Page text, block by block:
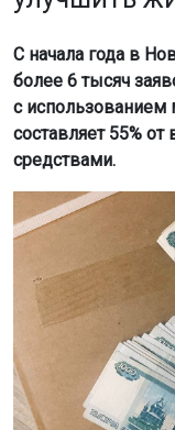
С начала года в
более 6 тысяч
с использованием
составляет 55%
средствами.